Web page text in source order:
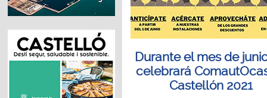
Durante el mes de
celebrará
Castellón 2021